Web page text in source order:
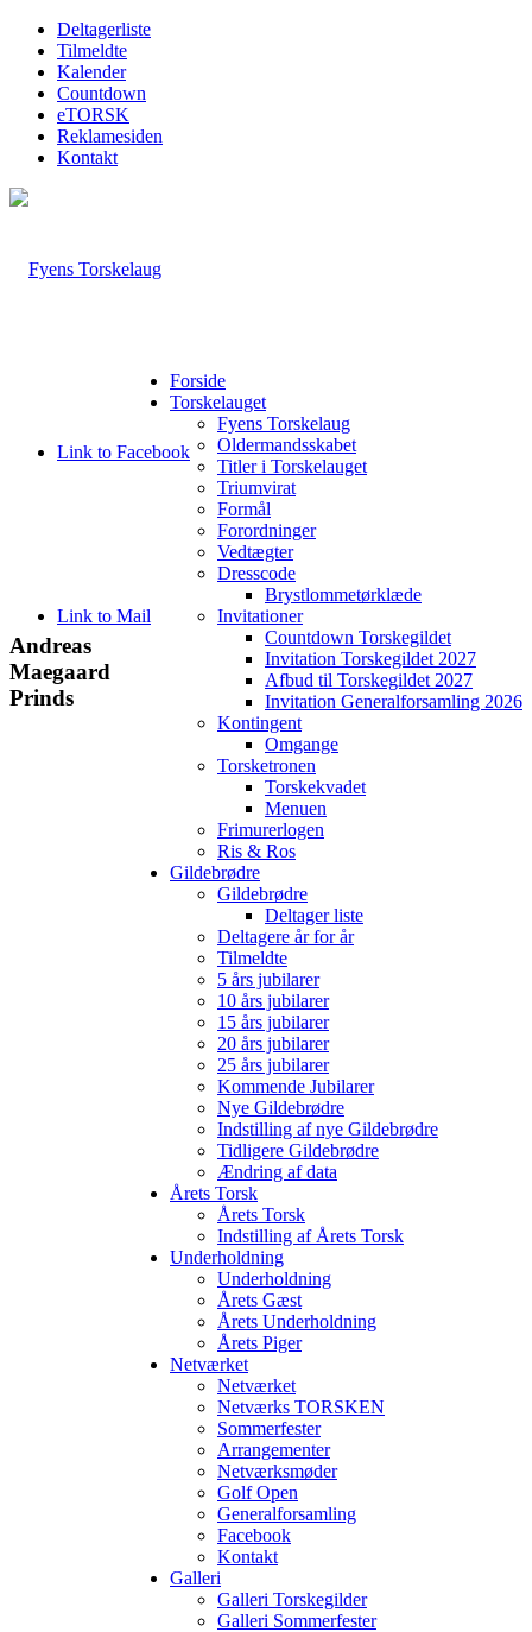
Deltagerliste
Tilmeldte
Kalender
Countdown
eTORSK
Reklamesiden
Kontakt
Link to Facebook
Link to Mail
Forside
Torskelauget
Fyens Torskelaug
Oldermandsskabet
Titler i Torskelauget
Triumvirat
Formål
Forordninger
Vedtægter
Dresscode
Brystlommetørklæde
Invitationer
Countdown Torskegildet
Invitation Torskegildet 2027
Afbud til Torskegildet 2027
Invitation Generalforsamling 2026
Kontingent
Omgange
Torsketronen
Torskekvadet
Menuen
Frimurerlogen
Ris & Ros
Gildebrødre
Gildebrødre
Deltager liste
Deltagere år for år
Tilmeldte
5 års jubilarer
10 års jubilarer
15 års jubilarer
20 års jubilarer
25 års jubilarer
Kommende Jubilarer
Nye Gildebrødre
Indstilling af nye Gildebrødre
Tidligere Gildebrødre
Ændring af data
Årets Torsk
Årets Torsk
Indstilling af Årets Torsk
Underholdning
Underholdning
Årets Gæst
Årets Underholdning
Årets Piger
Netværket
Netværket
Netværks TORSKEN
Sommerfester
Arrangementer
Netværksmøder
Golf Open
Generalforsamling
Facebook
Kontakt
Galleri
Galleri Torskegilder
Galleri Sommerfester
Andreas
Maegaard
Prinds